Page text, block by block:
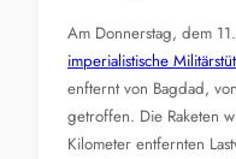
Am Donnerstag, dem
imperialistische
enfternt von Bagdad,
getroffen. Die Raketen
Kilometer entfernten